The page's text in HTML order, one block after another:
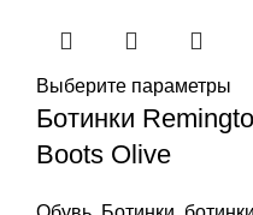
Выберите параметры
Ботинки
Boots Olive